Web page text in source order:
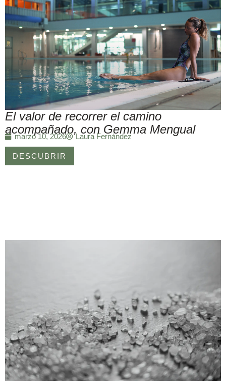
El valor de recorrer el camino
acompañado, con Gemma Mengual
marzo 10, 2026 Laura Fernández
DESCUBRIR